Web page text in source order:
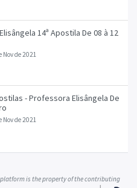
Nov de 2021
Nov de 2021
is the property of the contributing